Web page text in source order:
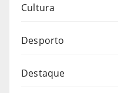
Cultura
Desporto
Destaque